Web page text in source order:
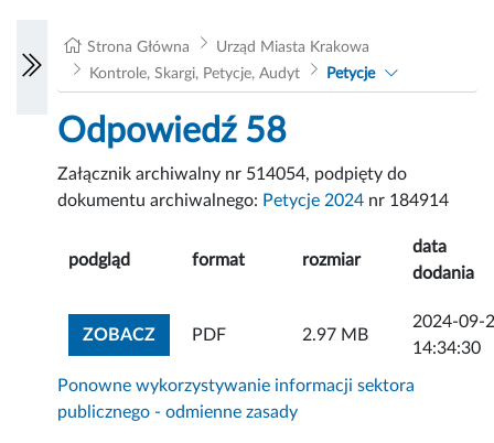
Strona Główna
Urząd Miasta Krakowa
Kontrole, Skargi, Petycje, Audyt
Petycje
Odpowiedź 58
Załącznik archiwalny nr 514054, podpięty do
dokumentu archiwalnego: Petycje 2024 nr 184914
podgląd format rozmiar
data
dodania
ZOBACZZOBACZ ZAŁĄCZNIK
PDF 2.97 MB
2024-09-
14:34:30
Ponowne wykorzystywanie informacji sektora
publicznego - odmienne zasady